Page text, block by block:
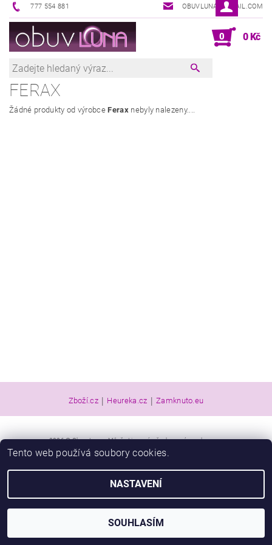
777 554 881 OBUVLUNA@GMAIL.COM
0 0 Kč
FERAX
Žádné produkty od výrobceFeraxnebyly nalezeny....
Zboží.cz | Heureka.cz | Zamknuto.eu
2026 © Obuv Luna - Miluše Liznová, všechna práva vyhrazena
Vytvořil Shoptet
Tento web používá soubory cookies.
NASTAVENÍ
SOUHLASÍM